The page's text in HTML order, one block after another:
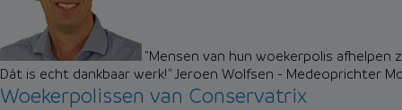
"Mensen van hun woekerpolis
Dát is echt dankbaar werk!"Jeroen Wolfsen - Medeoprichter
Woekerpolissen van Conservatrix